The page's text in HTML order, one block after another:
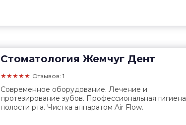
Стоматология Жемчуг Дент
★★★★★ Отзывов: 1
Современное оборудование. Лечение и
протезирование зубов. Профессиональная гигиена
полости рта. Чистка аппаратом Air Flow.